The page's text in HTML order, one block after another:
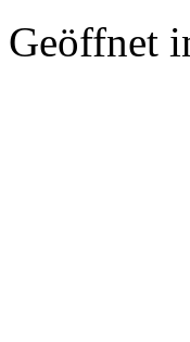
Geöffnet